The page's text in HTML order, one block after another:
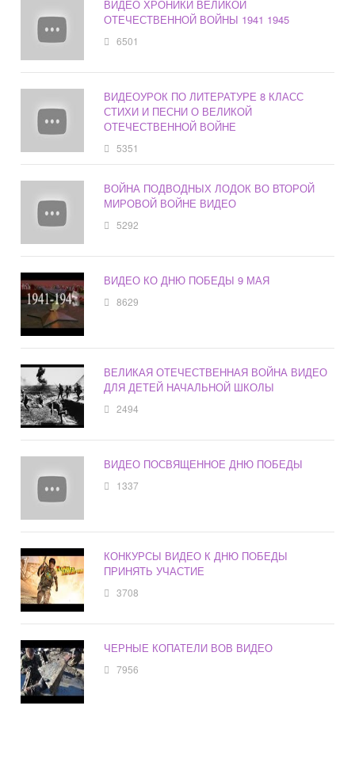
ВИДЕО ХРОНИКИ ВЕЛИКОЙ
ОТЕЧЕСТВЕННОЙ ВОЙНЫ 1941 1945
6501
ВИДЕОУРОК ПО ЛИТЕРАТУРЕ 8 КЛАСС
СТИХИ И ПЕСНИ О ВЕЛИКОЙ
ОТЕЧЕСТВЕННОЙ ВОЙНЕ
5351
ВОЙНА ПОДВОДНЫХ ЛОДОК ВО ВТОРОЙ
МИРОВОЙ ВОЙНЕ ВИДЕО
5292
ВИДЕО КО ДНЮ ПОБЕДЫ 9 МАЯ
8629
ВЕЛИКАЯ ОТЕЧЕСТВЕННАЯ ВОЙНА ВИДЕО
ДЛЯ ДЕТЕЙ НАЧАЛЬНОЙ ШКОЛЫ
2494
ВИДЕО ПОСВЯЩЕННОЕ ДНЮ ПОБЕДЫ
1337
КОНКУРСЫ ВИДЕО К ДНЮ ПОБЕДЫ
ПРИНЯТЬ УЧАСТИЕ
3708
ЧЕРНЫЕ КОПАТЕЛИ ВОВ ВИДЕО
7956